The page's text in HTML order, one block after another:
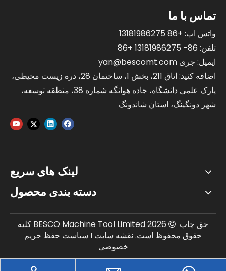
تماس با ما
واتس اپ: +86 13181986275
تلفن: 86- 13181986275 +86
ایمیل: جری yan@bescomt.com
اضافه کنید: اتاق 211، بخش 1، ساختمان 28، دره زیست محیطی،
پارک علمی دانشگاه، جاده هوانگه شماره 38، منطقه توسعه،
شهر دونگینگ، استان شاندونگ
لینک های سریع
دسته بندی محصول
حق چاپ 
2026
BESCO Machine Tool Limited کلیه
حقوق محفوظ است. نقشه سایت I سیاست حفظ حریم
خصوصی